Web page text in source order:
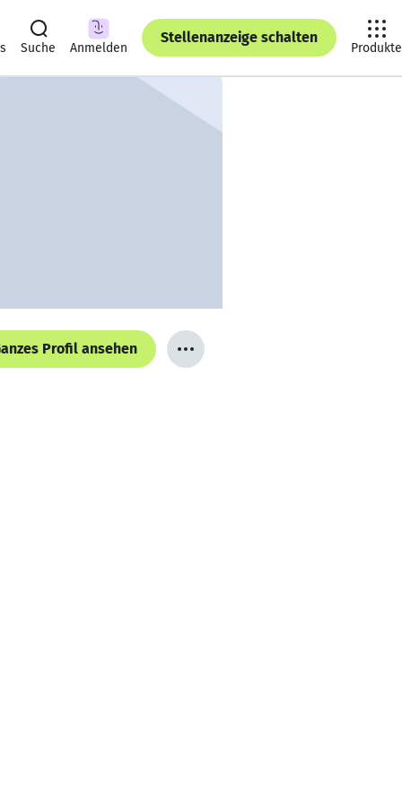
Suche Anmelden
Stellenanzeige schalten
Produkte
Profil ansehen